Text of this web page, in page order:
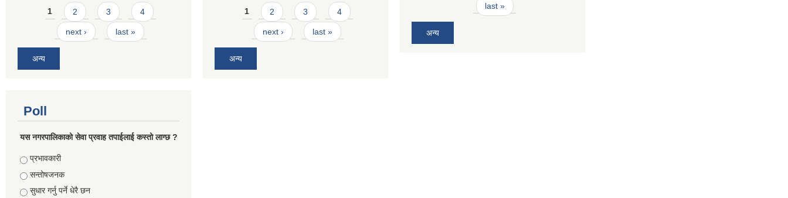
Pages
1 2 3 4
next › last »
अन्य
Pages
1 2 3 4
next › last »
अन्य
last »
अन्य
Poll
यस नगरपालिकाको सेवा प्रवाह तपाईलाई कस्तो लाग्छ ?
Choices
प्रभावकारी
सन्तोषजनक
सुधार गर्नु पर्ने धेरै छन